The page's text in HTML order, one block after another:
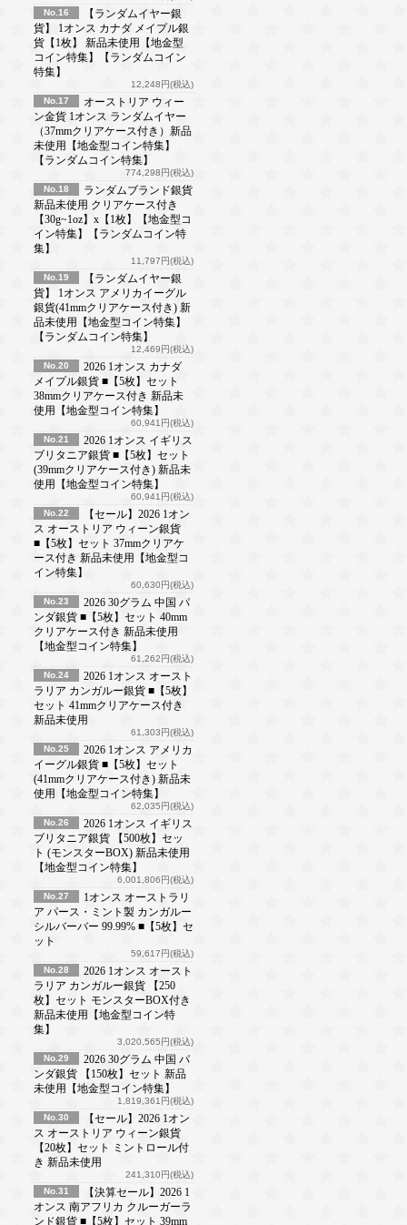
No.16
【ランダムイヤー銀
貨】 1オンス カナダ メイプル銀
貨【1枚】 新品未使用【地金型
コイン特集】【ランダムコイン
特集】
12,248円(税込)
No.17
オーストリア ウィー
ン金貨 1オンス ランダムイヤー
（37mmクリアケース付き）新品
未使用【地金型コイン特集】
【ランダムコイン特集】
774,298円(税込)
No.18
ランダムブランド銀貨
新品未使用 クリアケース付き
【30g~1oz】x【1枚】【地金型コ
イン特集】【ランダムコイン特
集】
11,797円(税込)
No.19
【ランダムイヤー銀
貨】 1オンス アメリカイーグル
銀貨(41mmクリアケース付き) 新
品未使用【地金型コイン特集】
【ランダムコイン特集】
12,469円(税込)
No.20
2026 1オンス カナダ
メイプル銀貨 ■【5枚】セット
38mmクリアケース付き 新品未
使用【地金型コイン特集】
60,941円(税込)
No.21
2026 1オンス イギリス
ブリタニア銀貨 ■【5枚】セット
(39mmクリアケース付き) 新品未
使用【地金型コイン特集】
60,941円(税込)
No.22
【セール】2026 1オン
ス オーストリア ウィーン銀貨
■【5枚】セット 37mmクリアケ
ース付き 新品未使用【地金型コ
イン特集】
60,630円(税込)
No.23
2026 30グラム 中国 パ
ンダ銀貨 ■【5枚】セット 40mm
クリアケース付き 新品未使用
【地金型コイン特集】
61,262円(税込)
No.24
2026 1オンス オースト
ラリア カンガルー銀貨 ■【5枚】
セット 41mmクリアケース付き
新品未使用
61,303円(税込)
No.25
2026 1オンス アメリカ
イーグル銀貨 ■【5枚】セット
(41mmクリアケース付き) 新品未
使用【地金型コイン特集】
62,035円(税込)
No.26
2026 1オンス イギリス
ブリタニア銀貨 【500枚】セッ
ト (モンスターBOX) 新品未使用
【地金型コイン特集】
6,001,806円(税込)
No.27
1オンス オーストラリ
ア パース・ミント製 カンガルー
シルバーバー 99.99% ■【5枚】セ
ット
59,617円(税込)
No.28
2026 1オンス オースト
ラリア カンガルー銀貨 【250
枚】セット モンスターBOX付き
新品未使用【地金型コイン特
集】
3,020,565円(税込)
No.29
2026 30グラム 中国 パ
ンダ銀貨 【150枚】セット 新品
未使用【地金型コイン特集】
1,819,361円(税込)
No.30
【セール】2026 1オン
ス オーストリア ウィーン銀貨
【20枚】セット ミントロール付
き 新品未使用
241,310円(税込)
No.31
【決算セール】2026 1
オンス 南アフリカ クルーガーラ
ンド銀貨 ■【5枚】セット 39mm